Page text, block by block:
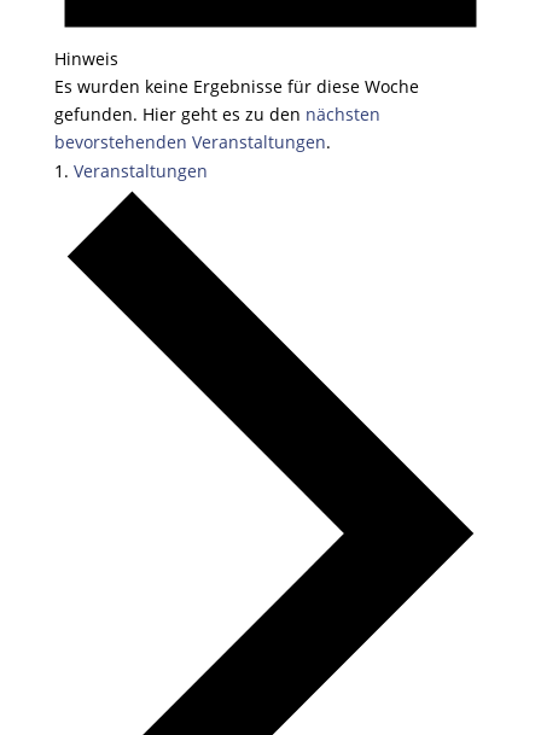
Hinweis
Es wurden keine Ergebnisse für diese Woche
gefunden. Hier geht es zu den nächsten
bevorstehenden Veranstaltungen.
Veranstaltungen